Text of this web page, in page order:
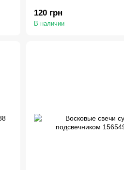
120 грн
В наличии